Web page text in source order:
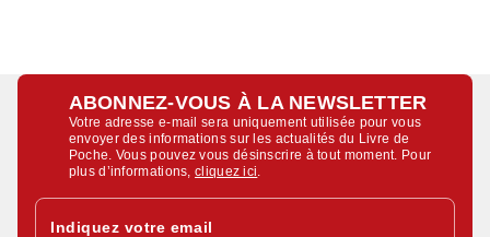
ABONNEZ-VOUS À LA NEWSLETTER
Votre adresse e-mail sera uniquement utilisée pour vous
envoyer des informations sur les actualités du Livre de
Poche. Vous pouvez vous désinscrire à tout moment. Pour
plus d’informations,cliquez ici
Indiquez votre email